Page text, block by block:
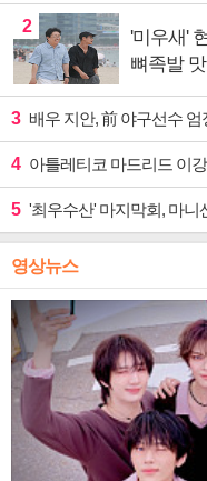
2
'미우새'
뼈족발
3 배우 지안, 前 야구선수
4 아틀레티코 마드리드 이강
5 '최우수산' 마지막회, 마
영상뉴스